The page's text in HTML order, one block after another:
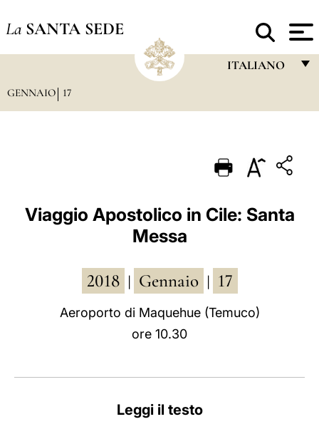
La SANTA SEDE
ITALIANO
PORTUGUÊS
ESPAÑOL
العربيّة
中文
GENNAIO 17
Viaggio Apostolico in Cile: Santa
Messa
2018 Gennaio 17
Aeroporto di Maquehue (Temuco)
ore 10.30
Leggi il testo